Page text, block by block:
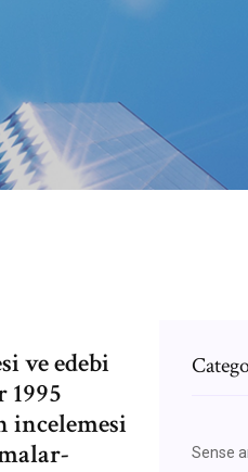
ve edebi
1995
incelemesi
Sense